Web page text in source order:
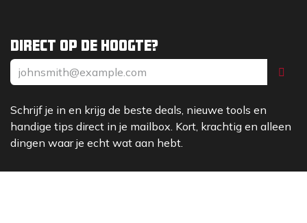
Direct op de hoogte?
Schrijf je in en krijg de beste deals, nieuwe tools en
handige tips direct in je mailbox. Kort, krachtig en alleen
dingen waar je echt wat aan hebt.